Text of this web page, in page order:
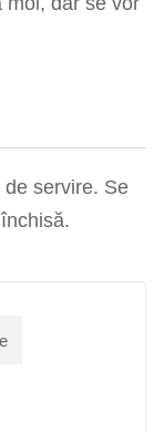
servire. Se